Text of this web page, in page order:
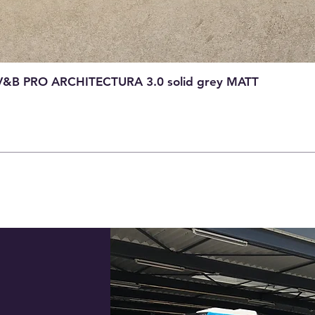
PRO ARCHITECTURA 3.0 solid grey MATT